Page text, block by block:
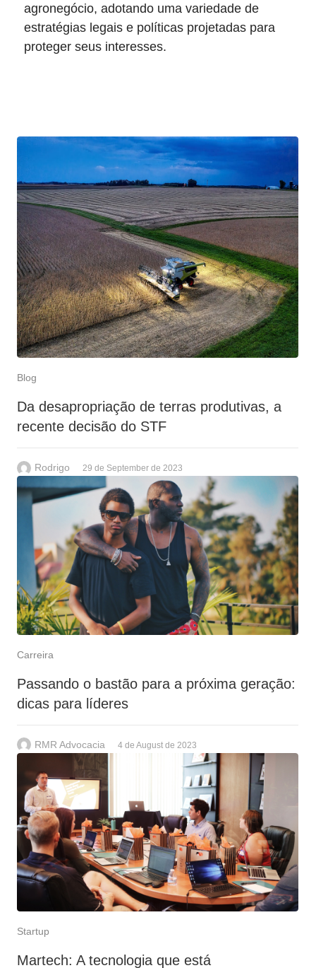
agronegócio, adotando uma variedade de
estratégias legais e políticas projetadas para
proteger seus interesses.
Blog
Da desapropriação de terras produtivas, a
recente decisão do STF
Rodrigo 29 de September de 2023
Carreira
Passando o bastão para a próxima geração:
dicas para líderes
RMR Advocacia 4 de August de 2023
Startup
Martech: A tecnologia que está